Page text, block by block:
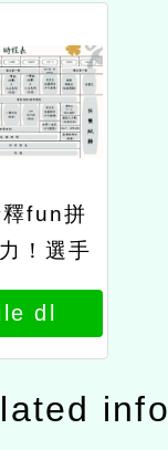
fun拼
！選手
幻冒險
1dl